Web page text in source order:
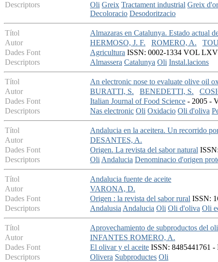
Descriptors
Oli Greix Tractament industrial Greix
Decoloracio Desodoritzacio
Títol
Almazaras en Catalunya. Estado actual
Autor
HERMOSO, J. F. ROMERO, A.
Dades Font
Agricultura ISSN: 0002-1334 VOL
Descriptors
Almassera Catalunya Oli Instal.lacions
Títol
An electronic nose to evaluate olive oil
Autor
BURATTI, S. BENEDETTI, S.
Dades Font
Italian Journal of Food Science - 2005 -
Descriptors
Nas electronic Oli Oxidacio Oli d'oliva
Títol
Andalucia en la aceitera. Un recorrido
Autor
DESANTES, A.
Dades Font
Origen. La revista del sabor natural
Descriptors
OliAndalucia Denominacio d'origen
Títol
Andalucia fuente de aceite
Autor
VARONA, D.
Dades Font
Origen : la revista del sabor rural ISSN:
Descriptors
AndalusiaAndalucia Oli Oli d'oliva Oli
Títol
Aprovechamiento de subproductos del
Autor
INFANTES ROMERO, A.
Dades Font
El olivar y el aceite ISSN: 8485441761 -
Descriptors
Olivera Subproductes Oli